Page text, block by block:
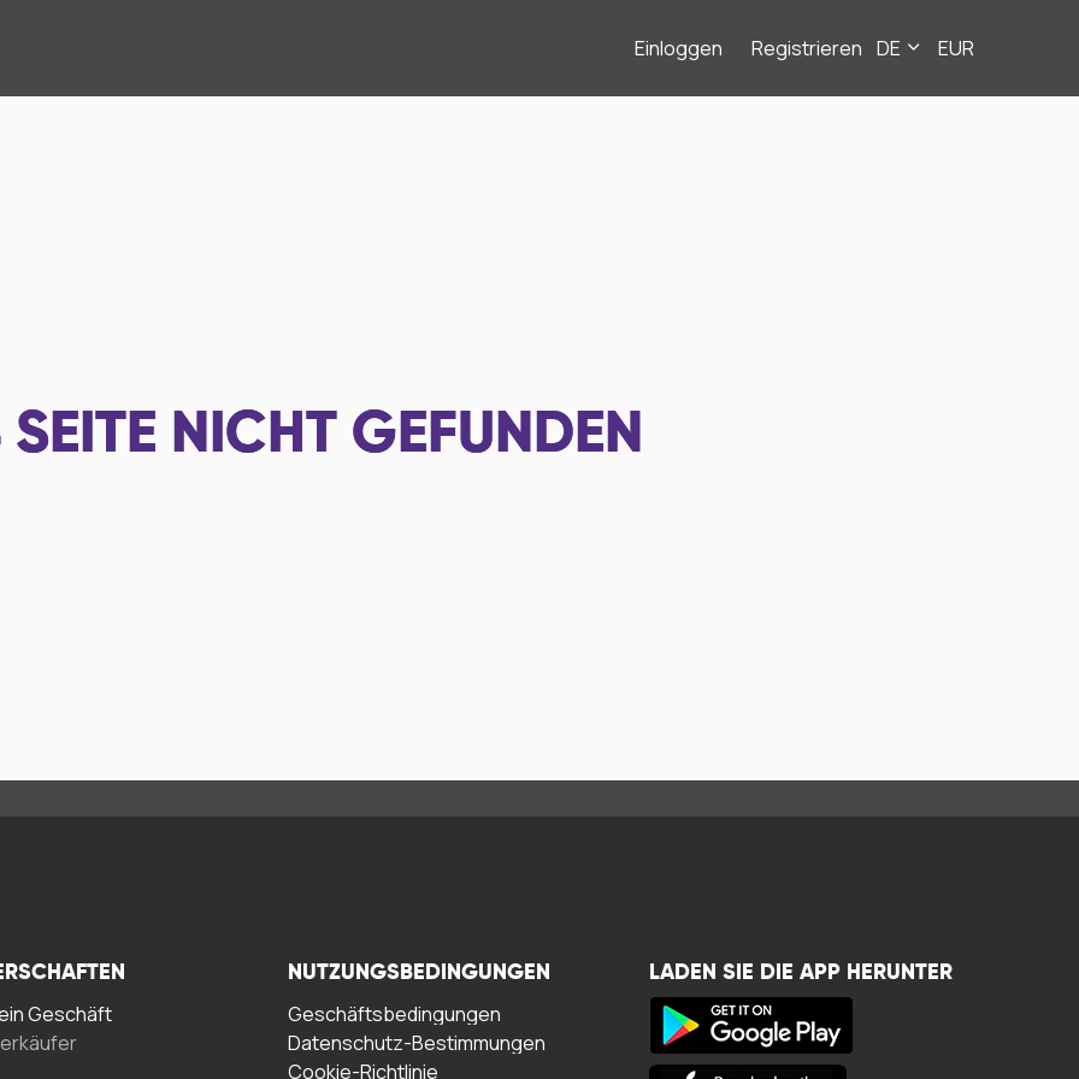
Einloggen Registrieren DE EUR
SEITE NICHT GEFUNDEN
Geschäft
NUTZUNGSBEDINGUNGEN
Geschäftsbedingungen
Datenschutz-Bestimmungen
Cookie-Richtlinie
LADEN SIE DIE APP HERUNTER